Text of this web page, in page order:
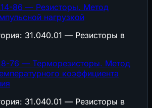
86 — Резисторы. Метод
нагрузкой
31.040.01 — Резисторы в
76 — Терморезисторы. Метод
коэффициента
31.040.01 — Резисторы в